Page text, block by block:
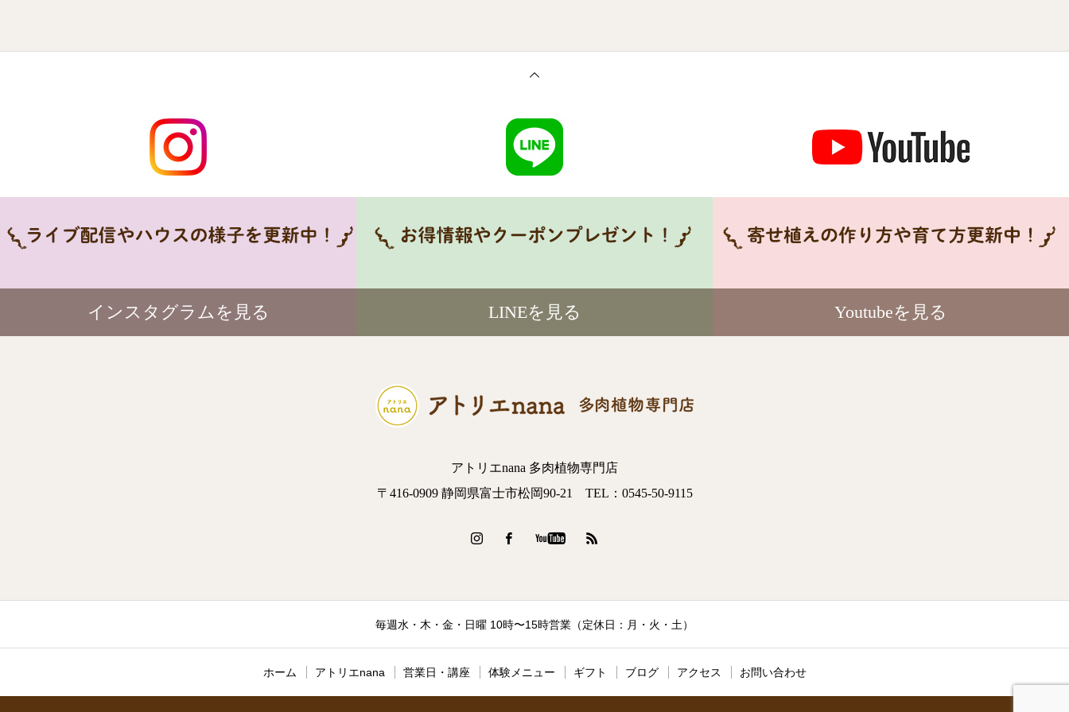
インスタグラムを見る LINEを見る Youtubeを見る
アトリエnana 多肉植物専門店
〒416-0909 静岡県富士市松岡90-21 TEL：0545-50-9115
毎週水・木・金・日曜 10時〜15時営業（定休日：月・火・土）
ホーム アトリエnana 営業日・講座 体験メニュー ギフト ブログ アクセス お問い合わせ